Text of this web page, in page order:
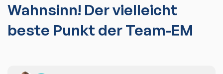
Wahnsinn! Der vielleicht
beste Punkt der Team-EM